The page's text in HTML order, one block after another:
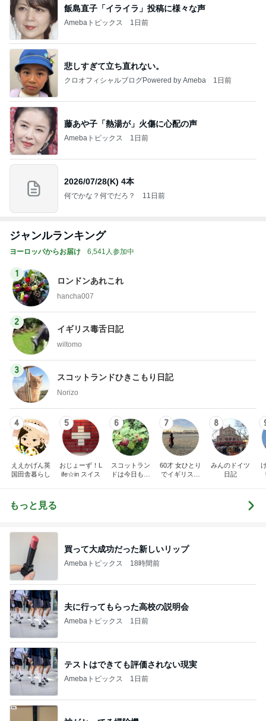
飯島直子「イライラ」投稿に様々な声
Amebaトピックス 1日前
悲しすぎて立ち直れない。
クロオフィシャルブログPowered by Ameba 1日前
藤あや子「熱湯が」火傷に心配の声
Amebaトピックス 1日前
2026/07/28(K) 4本
何でかな？何でだろ？ 11日前
ジャンルランキング
ヨーロッパからお届け 6,541人参加中
1
ロンドンあれこれ
hancha007
2
イギリス毒舌日記
wiltomo
3
スコットランドひきこもり日記
Norizo
4
ええかげん英
国田舎暮らし
5
おじょーず！L
ife☆in スイス
6
スコットラン
ドは今日も曇
7
60才 女ひとり
でイギリスに
8
みんのドイツ
日記
もっと見る
買って大成功だった新しいリップ
Amebaトピックス 18時間前
夫に行ってもらった高校の説明会
Amebaトピックス 1日前
テストはできても評価されない現実
Amebaトピックス 1日前